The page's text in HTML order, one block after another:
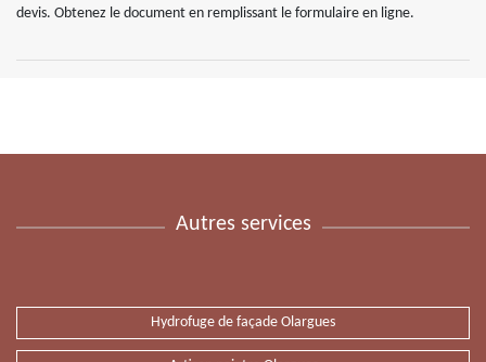
devis. Obtenez le document en remplissant le formulaire en ligne.
Autres services
Hydrofuge de façade Olargues